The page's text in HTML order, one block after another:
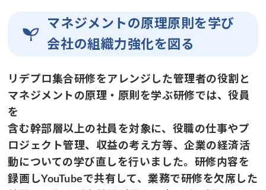
マネジメントの原理原則を学び
会社の組織力強化を図る
リデプロ集合研修をアレンジした管理者の役割と
マネジメントの原理・原則を学ぶ研修では、役員
を
含む幹部層以上の社員を対象に、役職の仕事やプ
ロジェクト管理、収益の考え方等、企業の経済活
動についての学び直しを行いました。研修内容を
録画しYouTubeで共有して、業務で研修を欠席した